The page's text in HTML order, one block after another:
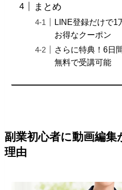
まとめ
LINE登録だけで1
お得なクーポン
さらに特典！6日
無料で受講可能
副業初心者に動画編
理由